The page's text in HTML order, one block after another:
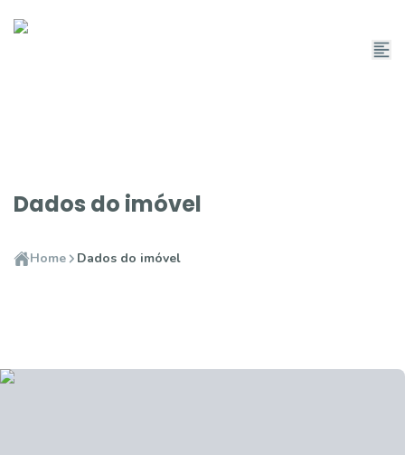
Dados do imóvel
Home Dados do imóvel